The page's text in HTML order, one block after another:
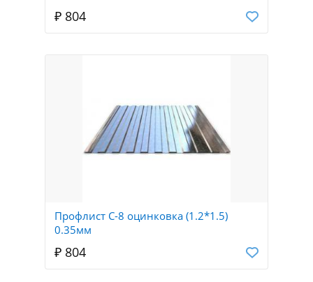
₽ 804
Профлист С-8 оцинковка (1.2*1.5)
0.35мм
₽ 804